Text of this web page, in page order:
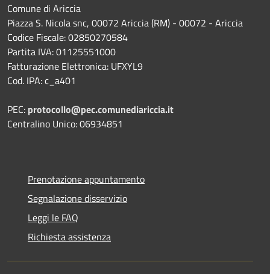
Comune di Ariccia
Piazza S. Nicola snc, 00072 Ariccia (RM) - 00072 - Ariccia
Codice Fiscale: 02850270584
Partita IVA: 01125551000
Fatturazione Elettronica: UFXYL9
Cod. IPA: c_a401
PEC: protocollo@pec.comunediariccia.it
Centralino Unico: 06934851
Prenotazione appuntamento
Segnalazione disservizio
Leggi le FAQ
Richiesta assistenza